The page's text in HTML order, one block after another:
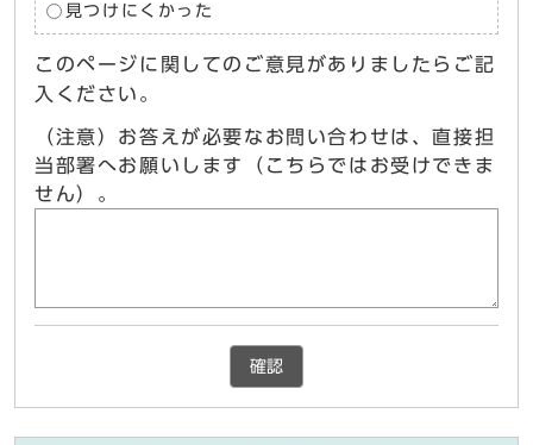
見つけにくかった
このページに関してのご意見がありましたらご記
入ください。
（注意）お答えが必要なお問い合わせは、直接担
当部署へお願いします（こちらではお受けできま
せん）。
確認